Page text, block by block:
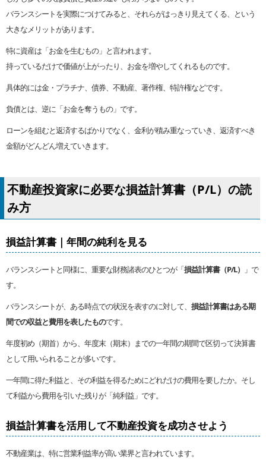
バランスシートを実際につけてみると、それらがはっきり見えてくる、という
大きなメリットがあります。
特に資産は「お金を生むもの」と言われます。
持っているだけで価値が上がったり、お金を増やしてくれるものです。
具体的には金・プラチナ、債券、不動産、著作権、特許権などです。
負債とは、逆に「お金を奪うもの」です。
ローンを組むと返済するばかりでなく、金利が積み重なっていき、返済すべき
金額がどんどん増えていきます。
不動産投資家に必要な損益計算書（P/L）の読
み方
損益計算書｜年間の純利を見る
バランスシートと同様に、重要な財務諸表のひとつが「損益計算書（P/L）
」で
す。
バランスシートが、ある時点での状況を表すのに対して、 損益計算書はある期
間での収益と費用を表したものです。
年度初め（期首）から、年度末（期末）までの一年間の期間で区切って決算書
として用いられることが多いです。
一年間に得た利益と、その利益を得るためにどれだけの費用を要したか。そし
て利益から費用を引いた残りが「純利益」です。
損益計算書を活用して不動産投資を成功させよう
不動産業は、特に営業利益率が高い業界と言われています。